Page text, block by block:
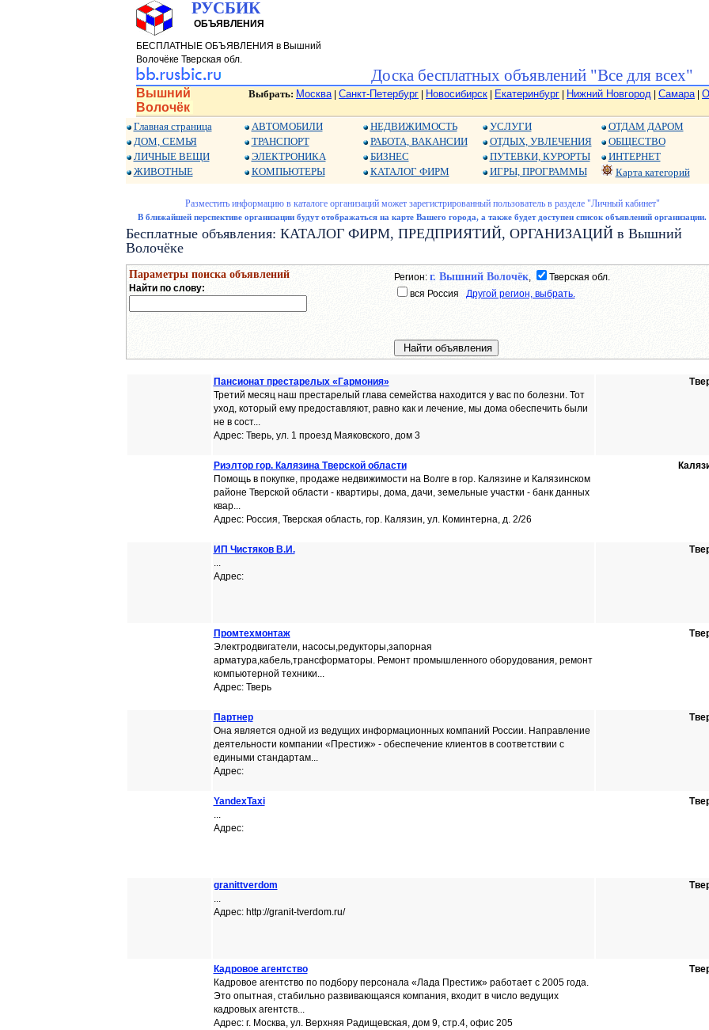
РУСБИК
ОБЪЯВЛЕНИЯ
БЕСПЛАТНЫЕ ОБЪЯВЛЕНИЯ в Вышний
Волочёке Тверская обл.
Доска бесплатных объявлений "Все для всех"
Вышний
Волочёк
Выбрать: Москва| Санкт-Петербург Новосибирск Екатеринбург Нижний Новгород Самара|
Главная страница
ДОМ, СЕМЬЯ
ЛИЧНЫЕ ВЕЩИ
ЖИВОТНЫЕ
АВТОМОБИЛИ
ТРАНСПОРТ
ЭЛЕКТРОНИКА
КОМПЬЮТЕРЫ
НЕДВИЖИМОСТЬ
РАБОТА, ВАКАНСИИ
БИЗНЕС
КАТАЛОГ ФИРМ
УСЛУГИ
ОТДЫХ, УВЛЕЧЕНИЯ
ПУТЕВКИ, КУРОРТЫ
ИГРЫ, ПРОГРАММЫ
ОТДАМ ДАРОМ
ОБЩЕСТВО
ИНТЕРНЕТ
Карта категорий
Разместить информацию в каталоге организаций может зарегистрированный пользователь в разделе "Личный кабинет"
В ближайшей перспективе организации будут отображаться на карте Вашего города, а также будет доступен список объявлений организации.
Бесплатные объявления: КАТАЛОГ ФИРМ, ПРЕДПРИЯТИЙ, ОРГАНИЗАЦИЙ в Вышний
Волочёке
Параметры поиска объявлений
Найти по слову:
Регион: г. Вышний Волочёк,
Тверская обл.
вся Россия Другой регион, выбрать.
Пансионат престарелых «Гармония»
Третий месяц наш престарелый глава семейства находится у вас по болезни. Тот
уход, который ему предоставляют, равно как и лечение, мы дома обеспечить были
не в сост...
Адрес: Тверь, ул. 1 проезд Маяковского, дом 3
Риэлтор гор. Калязина Тверской области
Помощь в покупке, продаже недвижимости на Волге в гор. Калязине и Калязинском
районе Тверской области - квартиры, дома, дачи, земельные участки - банк данных
квар...
Адрес: Россия, Тверская область, гор. Калязин, ул. Коминтерна, д. 2/26
ИП Чистяков В.И.
...
Адрес:
Промтехмонтаж
Электродвигатели, насосы,редукторы,запорная
арматура,кабель,трансформаторы. Ремонт промышленного оборудования, ремонт
компьютерной техники...
Адрес: Тверь
Партнер
Она является одной из ведущих информационных компаний России. Направление
деятельности компании «Престиж» - обеспечение клиентов в соответствии с
едиными стандартам...
Адрес:
YandexTaxi
...
Адрес:
granittverdom
...
Адрес: http://granit-tverdom.ru/
Кадровое агентство
Кадровое агентство по подбору персонала «Лада Престиж» работает с 2005 года.
Это опытная, стабильно развивающаяся компания, входит в число ведущих
кадровых агентств...
Адрес: г. Москва, ул. Верхняя Радищевская, дом 9, стр.4, офис 205